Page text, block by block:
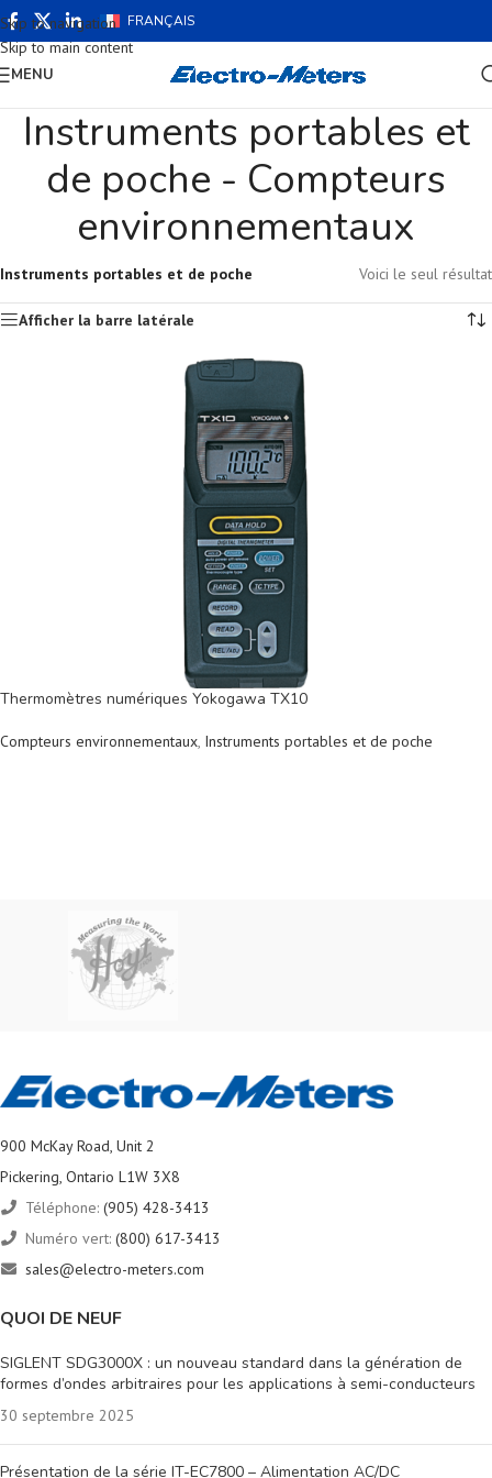
Skip to navigation
Skip to main content
FRANÇAIS
MENU
Instruments portables et
de poche - Compteurs
environnementaux
Instruments portables et de poche Voici le seul résultat
Afficher la barre latérale
Thermomètres numériques Yokogawa TX10
Compteurs environnementaux, Instruments portables et de poche
900 McKay Road, Unit 2
Pickering, Ontario L1W 3X8
Téléphone: (905) 428-3413
Numéro vert: (800) 617-3413
sales@electro-meters.com
QUOI DE NEUF
SIGLENT SDG3000X : un nouveau standard dans la génération de
formes d’ondes arbitraires pour les applications à semi-conducteurs
30 septembre 2025
Présentation de la série IT-EC7800 – Alimentation AC/DC